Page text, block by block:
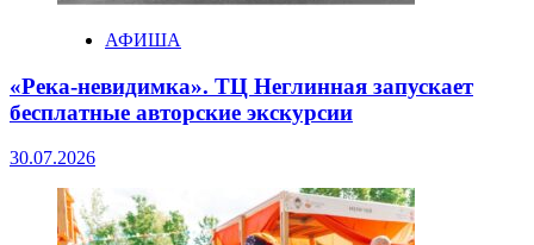
АФИША
«Река-невидимка». ТЦ Неглинная запускает
бесплатные авторские экскурсии
30.07.2026